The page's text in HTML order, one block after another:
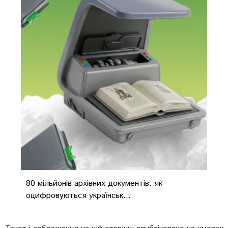
80 мільйонів архівних документів: як
оцифровуються українськ...